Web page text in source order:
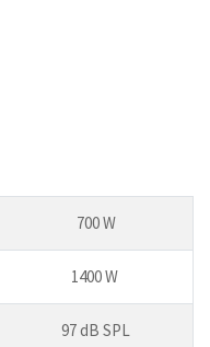
700 W
1400 W
97 dB SPL